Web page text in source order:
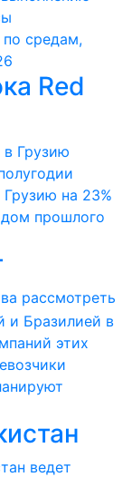
средам,
Red
на 23%
прошлого
рассмотреть
и Бразилией в
этих
ведет